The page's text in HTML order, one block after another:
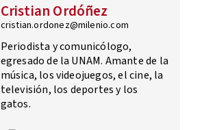
Cristian Ordóñez
cristian.ordonez@milenio.com
Periodista y comunicólogo,
egresado de la UNAM. Amante de la
música, los videojuegos, el cine, la
televisión, los deportes y los
gatos.